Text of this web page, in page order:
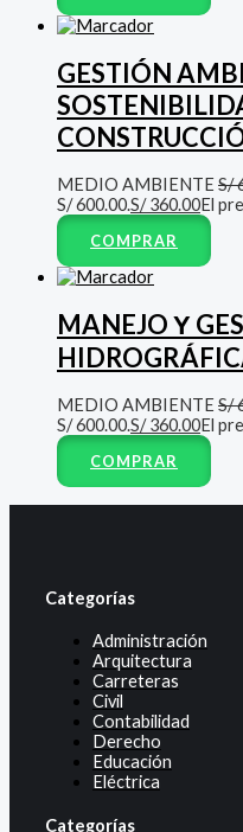
GESTIÓN
MEDIO AMBIENTE S/
S/ 600.00.S/360.00El
COMPRAR
MANEJO Υ
MEDIO AMBIENTE S/
S/ 600.00.S/360.00El
COMPRAR
Categorías
Administración
Arquitectura
Carreteras
Civil
Contabilidad
Derecho
Educación
Eléctrica
Categorías